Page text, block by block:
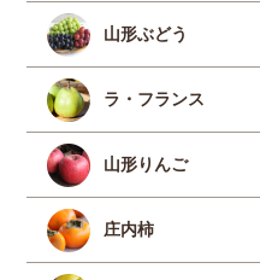
山形ぶどう
ラ・フランス
山形りんご
庄内柿